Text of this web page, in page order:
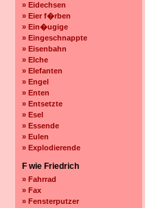
» Eidechsen
» Eier f�rben
» Ein�ugige
» Eingeschnappte
» Eisenbahn
» Elche
» Elefanten
» Engel
» Enten
» Entsetzte
» Esel
» Essende
» Eulen
» Explodierende
F wie Friedrich
» Fahrrad
» Fax
» Fensterputzer